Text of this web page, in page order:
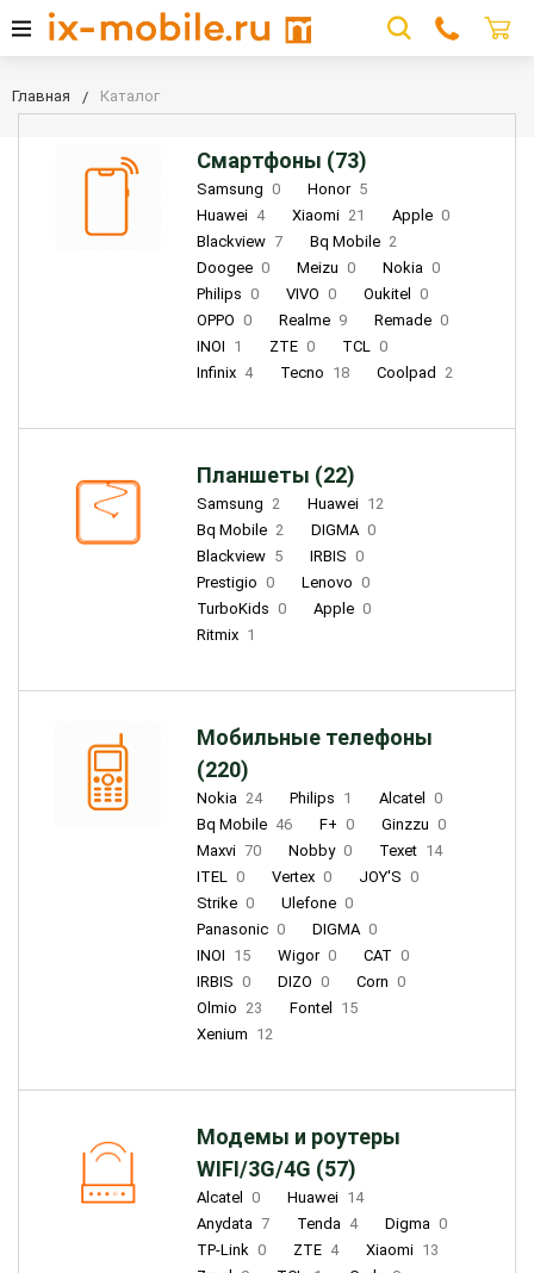
Главная Каталог
Смартфоны (73)
Samsung 0 Honor 5
Huawei 4 Xiaomi 21 Apple 0
Blackview 7 Bq Mobile 2
Doogee 0 Meizu 0 Nokia 0
Philips 0 VIVO 0 Oukitel
0
OPPO 0 Realme 9 Remade 0
INOI 1 ZTE 0 TCL 0
Infinix 4 Tecno 18 Coolpad 2
Планшеты (22)
Samsung 2 Huawei 12
Bq Mobile 2 DIGMA 0
Blackview 5 IRBIS 0
Prestigio 0 Lenovo 0
TurboKids 0 Apple 0
Ritmix 1
Мобильные телефоны
(220)
Nokia 24 Philips 1 Alcatel
0
Bq Mobile 46 F+ 0 Ginzzu 0
Maxvi 70 Nobby 0 Texet 14
ITEL 0 Vertex 0 JOY'S 0
Strike 0 Ulefone 0
Panasonic 0 DIGMA 0
INOI 15 Wigor 0 CAT 0
IRBIS 0 DIZO 0 Corn 0
Olmio 23 Fontel
15
Xenium 12
Модемы и роутеры
WIFI/3G/4G (57)
Alcatel 0 Huawei 14
Anydata 7 Tenda 4 Digma 0
TP-Link 0 ZTE 4 Xiaomi 13